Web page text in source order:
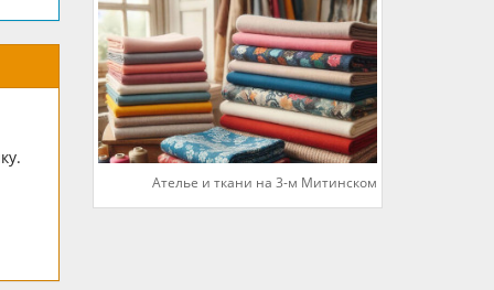
Ателье и ткани на 3-м Митинском